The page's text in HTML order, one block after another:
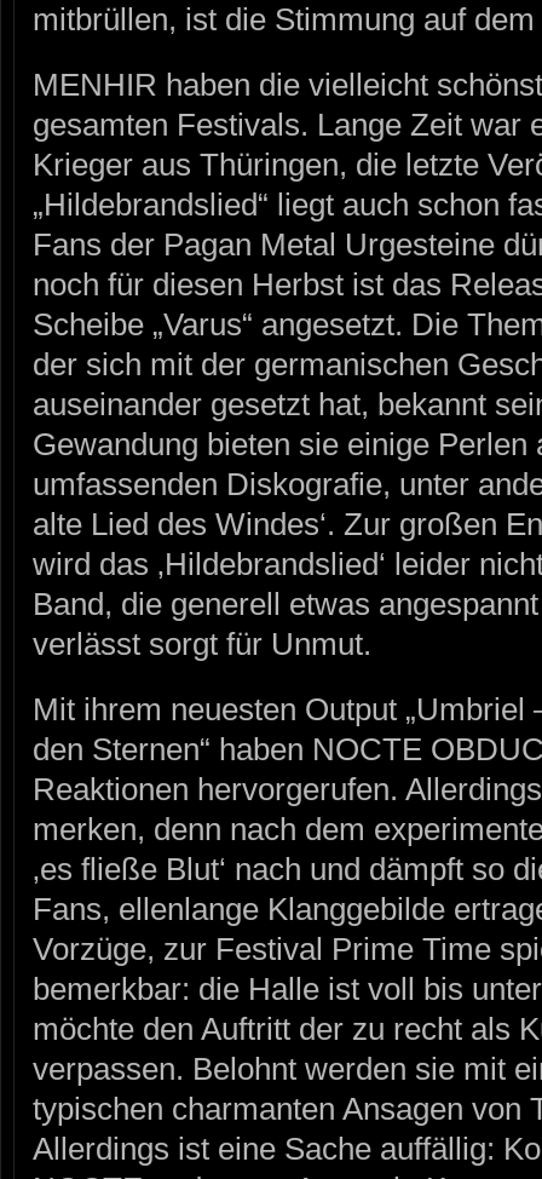
mitbrüllen, ist die Stimmung auf
MENHIR haben die vielleicht
gesamten Festivals. Lange Zeit war
Krieger aus Thüringen, die letzte
„Hildebrandslied“ liegt auch schon
Fans der Pagan Metal Urgesteine
noch für diesen Herbst ist das
Scheibe „Varus“ angesetzt. Die
der sich mit der germanischen
auseinander gesetzt hat, bekannt
Gewandung bieten sie einige
umfassenden Diskografie, unter
alte Lied des Windes‘. Zur großen
wird das ‚Hildebrandslied‘ leider
Band, die generell etwas
verlässt sorgt für Unmut.
Mit ihrem neuesten Output
den Sternen“ haben NOCTE
Reaktionen hervorgerufen.
merken, denn nach dem
‚es fließe Blut‘ nach und dämpft so
Fans, ellenlange Klanggebilde
Vorzüge, zur Festival Prime Time
bemerkbar: die Halle ist voll bis
möchte den Auftritt der zu recht als
verpassen. Belohnt werden sie mit
typischen charmanten Ansagen von
Allerdings ist eine Sache auffällig: